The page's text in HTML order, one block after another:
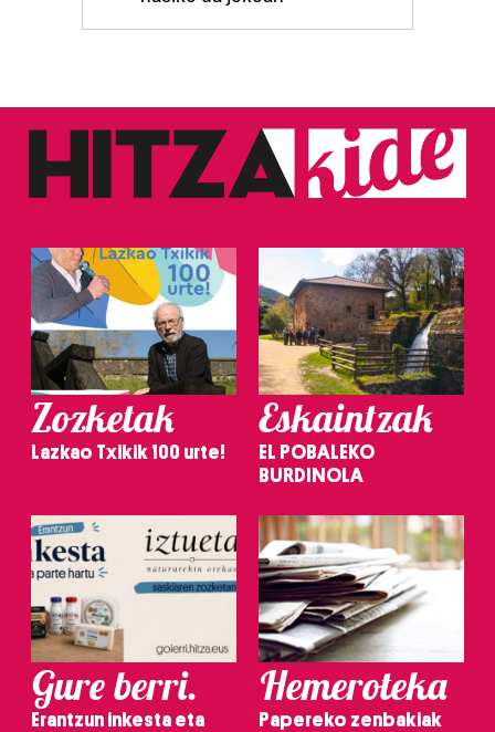
Zozketak
Lazkao Txikik 100 urte!
Eskaintzak
EL POBALEKO
BURDINOLA
Gure berri.
Erantzun inkesta eta
Hemeroteka
Papereko zenbakiak